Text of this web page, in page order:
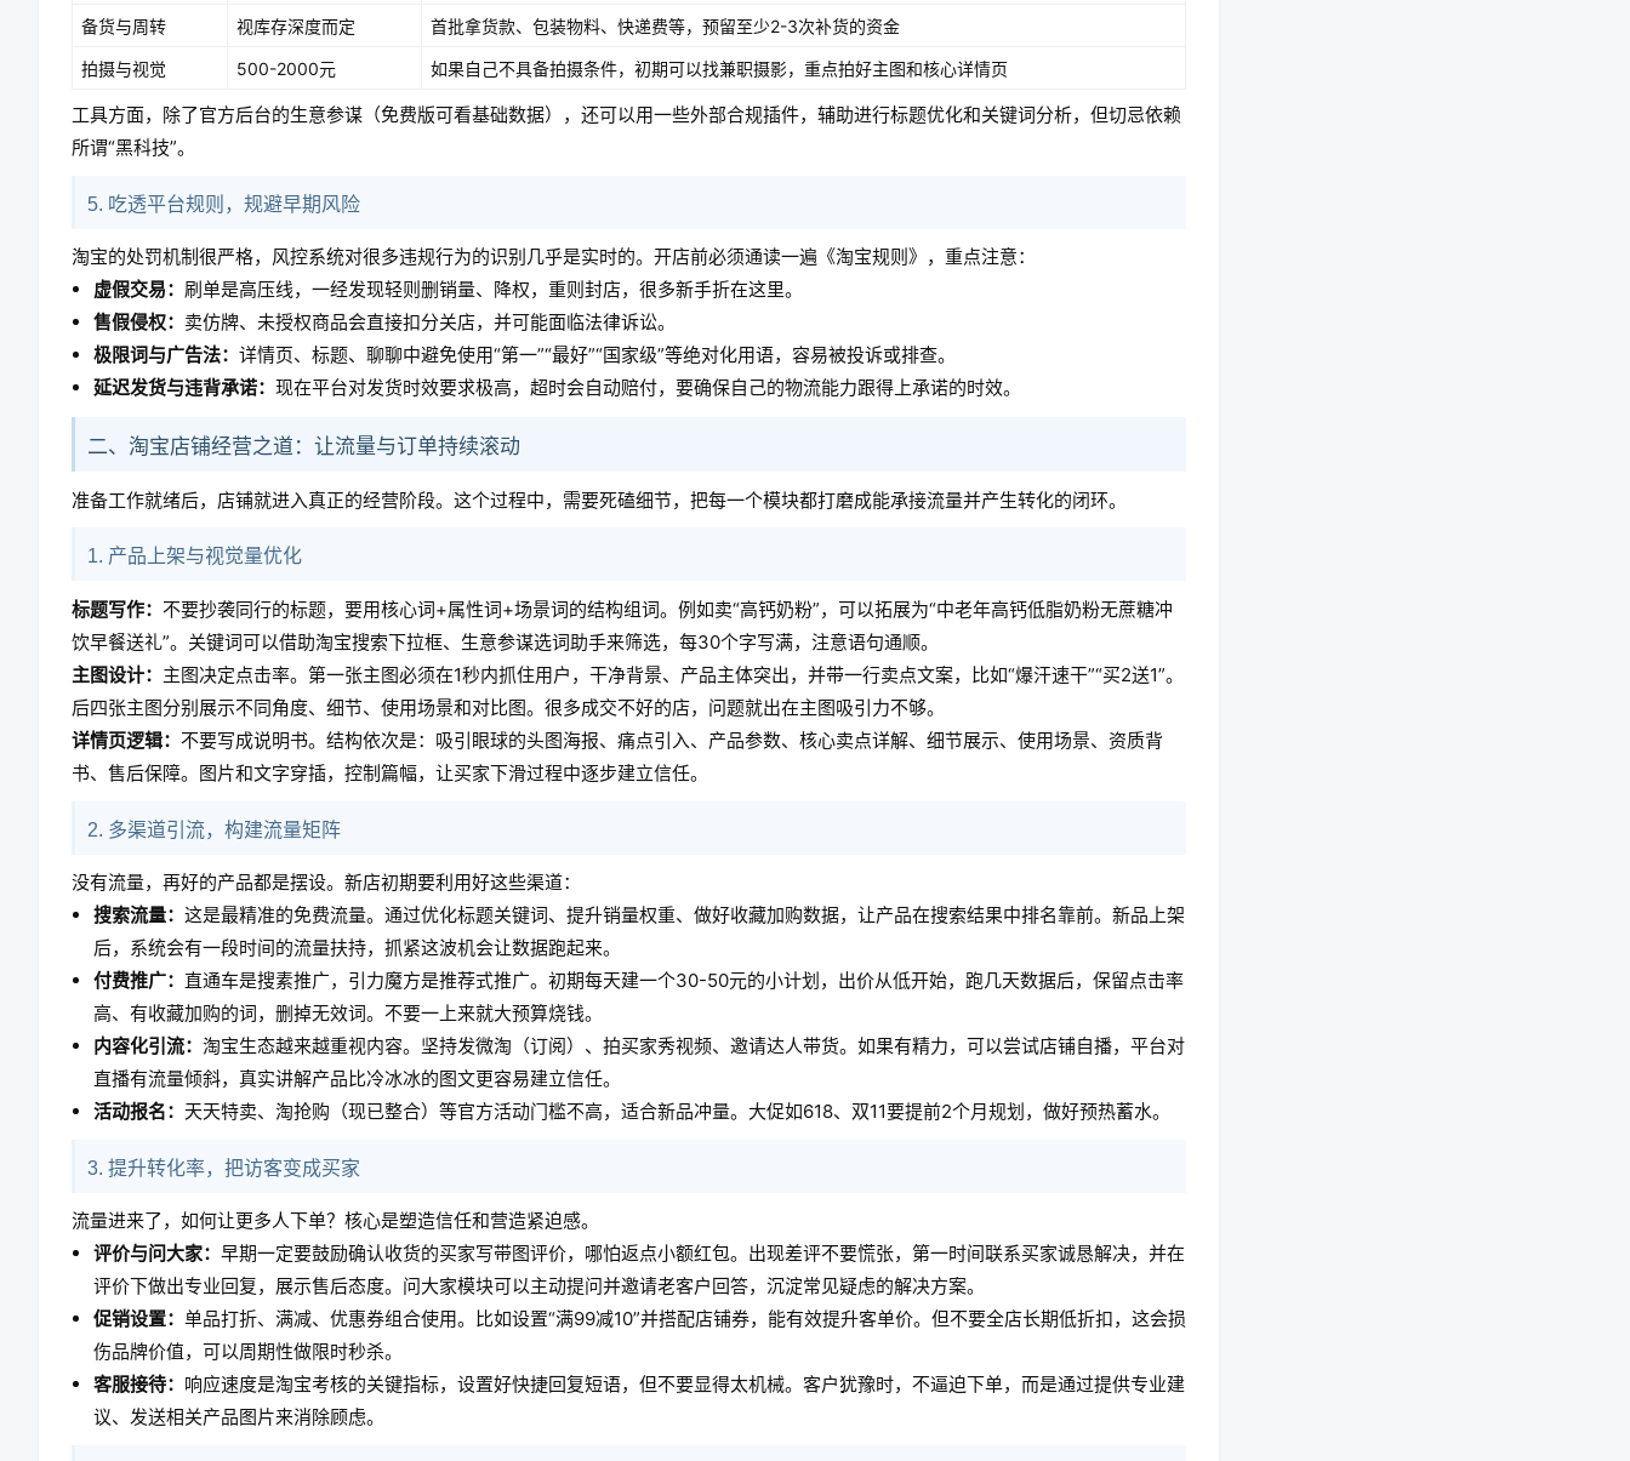
备货与周转 视库存深度而定 首批拿货款、包装物料、快递费等，预留至少2-3次补货的资金
拍摄与视觉 500-2000元 如果自己不具备拍摄条件，初期可以找兼职摄影，重点拍好主图和核心详情页
工具方面，除了官方后台的生意参谋（免费版可看基础数据），还可以用一些外部合规插件，辅助进行标题优化和关键词分析，但切忌依赖
所谓“黑科技”。
5. 吃透平台规则，规避早期风险
淘宝的处罚机制很严格，风控系统对很多违规行为的识别几乎是实时的。开店前必须通读一遍《淘宝规则》，重点注意：
虚假交易： 刷单是高压线，一经发现轻则删销量、降权，重则封店，很多新手折在这里。
售假侵权： 卖仿牌、未授权商品会直接扣分关店，并可能面临法律诉讼。
极限词与广告法： 详情页、标题、聊聊中避免使用“第一”“最好”“国家级”等绝对化用语，容易被投诉或排查。
延迟发货与违背承诺： 现在平台对发货时效要求极高，超时会自动赔付，要确保自己的物流能力跟得上承诺的时效。
二、淘宝店铺经营之道：让流量与订单持续滚动
准备工作就绪后，店铺就进入真正的经营阶段。这个过程中，需要死磕细节，把每一个模块都打磨成能承接流量并产生转化的闭环。
1. 产品上架与视觉量优化
标题写作： 不要抄袭同行的标题，要用核心词+属性词+场景词的结构组词。例如卖“高钙奶粉”，可以拓展为“中老年高钙低脂奶粉无蔗糖冲
饮早餐送礼”。关键词可以借助淘宝搜索下拉框、生意参谋选词助手来筛选，每30个字写满，注意语句通顺。
主图设计： 主图决定点击率。第一张主图必须在1秒内抓住用户，干净背景、产品主体突出，并带一行卖点文案，比如“爆汗速干”“买2送1”。
后四张主图分别展示不同角度、细节、使用场景和对比图。很多成交不好的店，问题就出在主图吸引力不够。
详情页逻辑： 不要写成说明书。结构依次是：吸引眼球的头图海报、痛点引入、产品参数、核心卖点详解、细节展示、使用场景、资质背
书、售后保障。图片和文字穿插，控制篇幅，让买家下滑过程中逐步建立信任。
2. 多渠道引流，构建流量矩阵
没有流量，再好的产品都是摆设。新店初期要利用好这些渠道：
搜索流量： 这是最精准的免费流量。通过优化标题关键词、提升销量权重、做好收藏加购数据，让产品在搜索结果中排名靠前。新品上架
后，系统会有一段时间的流量扶持，抓紧这波机会让数据跑起来。
付费推广： 直通车是搜素推广，引力魔方是推荐式推广。初期每天建一个30-50元的小计划，出价从低开始，跑几天数据后，保留点击率
高、有收藏加购的词，删掉无效词。不要一上来就大预算烧钱。
内容化引流： 淘宝生态越来越重视内容。坚持发微淘（订阅）、拍买家秀视频、邀请达人带货。如果有精力，可以尝试店铺自播，平台对
直播有流量倾斜，真实讲解产品比冷冰冰的图文更容易建立信任。
活动报名： 天天特卖、淘抢购（现已整合）等官方活动门槛不高，适合新品冲量。大促如618、双11要提前2个月规划，做好预热蓄水。
3. 提升转化率，把访客变成买家
流量进来了，如何让更多人下单？核心是塑造信任和营造紧迫感。
评价与问大家： 早期一定要鼓励确认收货的买家写带图评价，哪怕返点小额红包。出现差评不要慌张，第一时间联系买家诚恳解决，并在
评价下做出专业回复，展示售后态度。问大家模块可以主动提问并邀请老客户回答，沉淀常见疑虑的解决方案。
促销设置： 单品打折、满减、优惠券组合使用。比如设置“满99减10”并搭配店铺券，能有效提升客单价。但不要全店长期低折扣，这会损
伤品牌价值，可以周期性做限时秒杀。
客服接待： 响应速度是淘宝考核的关键指标，设置好快捷回复短语，但不要显得太机械。客户犹豫时，不逼迫下单，而是通过提供专业建
议、发送相关产品图片来消除顾虑。